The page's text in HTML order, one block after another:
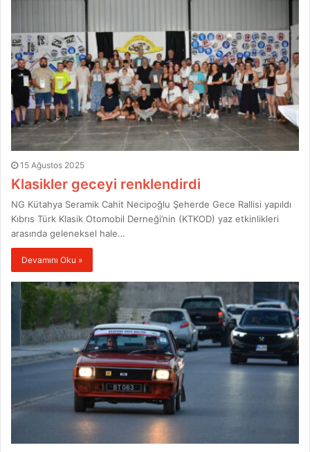
15 Ağustos 2025
Klasikler geceyi renklendirdi
NG Kütahya Seramik Cahit Necipoğlu Şeherde Gece Rallisi yapıldı
Kıbrıs Türk Klasik Otomobil Derneği’nin (KTKOD) yaz etkinlikleri
arasında geleneksel hale…
Devamını Oku »